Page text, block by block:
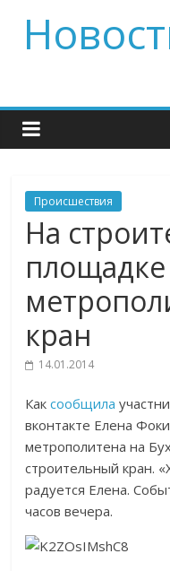
Происшествия
На
площадке
кран
14.01.2014
Каксообщила
вконтакте Елена
метрополитена на
строительный кран.
радуется Елена.
часов вечера.